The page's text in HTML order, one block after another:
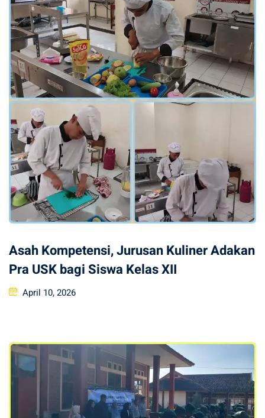
Asah Kompetensi, Jurusan Kuliner Adakan
Pra USK bagi Siswa Kelas XII
Posted
April 10, 2026